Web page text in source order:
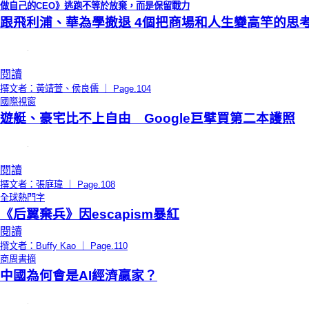
做自己的CEO》逃跑不等於放棄，而是保留戰力
跟飛利浦、華為學撤退 4個把商場和人生變高竿的思
閱讀
撰文者：黃靖萱、侯良儒 ｜ Page.104
國際視窗
遊艇、豪宅比不上自由 Google巨擘買第二本護照
閱讀
撰文者：張庭瑋 ｜ Page.108
全球熱門字
《后翼棄兵》因escapism暴紅
閱讀
撰文者：Buffy Kao ｜ Page.110
商周書摘
中國為何會是AI經濟贏家？